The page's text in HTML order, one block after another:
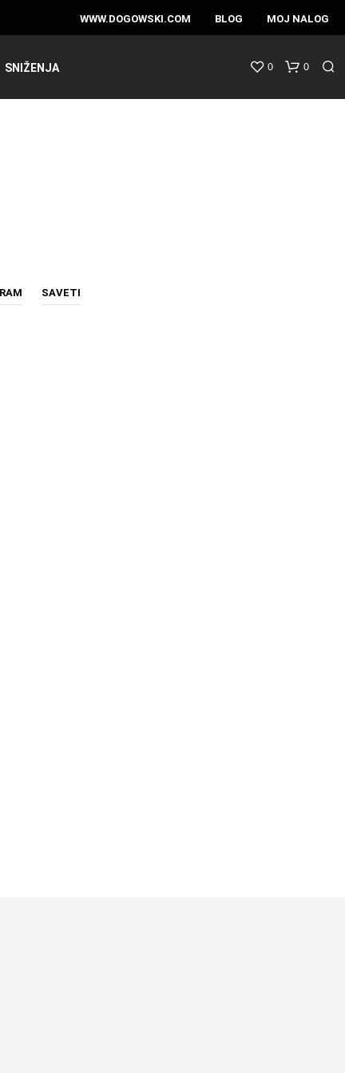
WWW.DOGOWSKI.COM BLOG MOJ NALOG
SNIŽENJA 0 0
SAVETI